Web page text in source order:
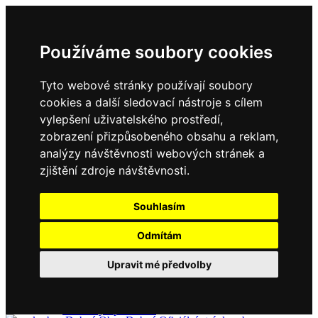
Používáme soubory cookies
Tyto webové stránky používají soubory
cookies a další sledovací nástroje s cílem
vylepšení uživatelského prostředí,
zobrazení přizpůsobeného obsahu a reklam,
analýzy návštěvnosti webových stránek a
zjištění zdroje návštěvnosti.
Souhlasím
Odmítám
Upravit mé předvolby
Domů
Kontakty
Úřední deska
Vyhlášky
Složení zastupitelstva